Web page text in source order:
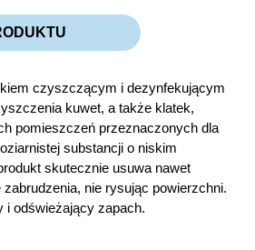
czyszczącym i dezynfekującym
kuwet, a także klatek,
pomieszczeń przeznaczonych dla
substancji o niskim
skutecznie usuwa nawet
nie rysując powierzchni.
i odświeżający zapach.